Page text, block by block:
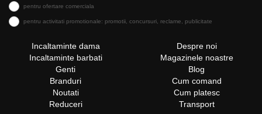
pentru ofertare comerciala
pentru activitati promotionale: promotii, concursuri, reclame, publicitate
Incaltaminte dama
Incaltaminte barbati
Genti
Branduri
Noutati
Reduceri
Despre noi
Magazinele noastre
Blog
Cum comand
Cum platesc
Transport